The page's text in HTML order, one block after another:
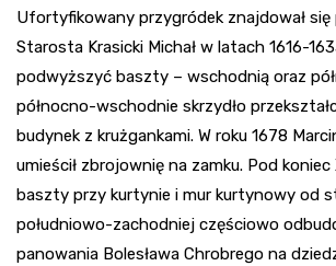
Ufortyfikowany przygródek znajdował się
Starosta Krasicki Michał w latach 1616-
podwyższyć baszty – wschodnią oraz
północno-wschodnie skrzydło
budynek z krużgankami. W roku 1678
umieścił zbrojownię na zamku. Pod koniec
baszty przy kurtynie i mur kurtynowy od
południowo-zachodniej częściowo
panowania Bolesława Chrobrego na